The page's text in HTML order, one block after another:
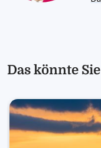
Das könnte